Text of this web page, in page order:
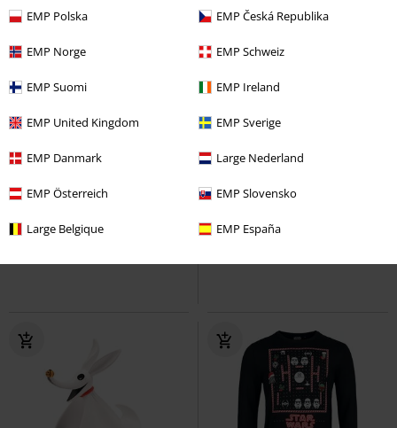
EMP Polska EMP Česká Republika
EMP Norge EMP Schweiz
EMP Suomi EMP Ireland
EMP United Kingdom EMP Sverige
EMP Danmark Large Nederland
EMP Österreich EMP Slovensko
Large Belgique EMP España
Quasi esaurito
32,99 €
Gum Gum Fruit
Lampada da tavolo
24,99 €
Welcome Jurassic Park